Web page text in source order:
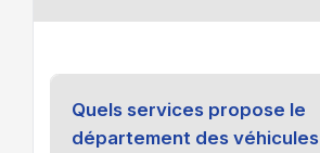
Quels services propose le
département des véhicules